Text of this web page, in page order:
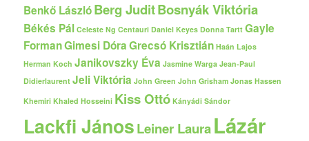
Benkő LászlóBerg JuditBosnyák Viktória
Békés Pál Celeste Ng Centauri Daniel Keyes Donna Tartt Gayle
FormanGimesi DóraGrecsó Krisztián Haán Lajos
Herman Koch Janikovszky Éva Jasmine Warga Jean-Paul
Didierlaurent Jeli Viktória John Green John Grisham Jonas Hassen
Khemiri Khaled Hosseini Kiss Ottó Kányádi Sándor
Lackfi JánosLeiner LauraLázár